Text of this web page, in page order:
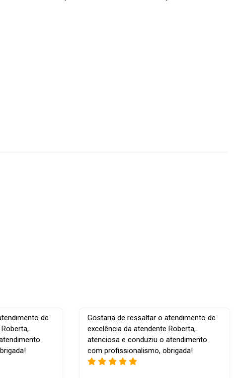
de
Gostaria de ressaltar o atendimento de
excelência da atendente Roberta,
atenciosa e conduziu o atendimento
com profissionalismo, obrigada!